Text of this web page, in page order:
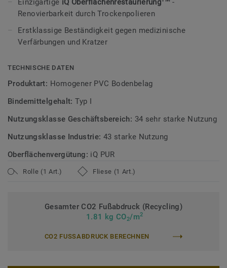
Ideal für hoch frequentierte Bereiche überzeugt iQ Motion
durch außergewöhnliche Strapazierfähigkeit und minimalen
Pflegeaufwand. Dank der einzigartigen iQ
Trockenpolieren aufgefrischt werden – ganz ohne
eine dauerhaft hochwertige Optik und reduzierte
Lebenszykluskosten.
iQ Motion ist auch als Akustikvariante iQ Motion Acoustic
mit integrierter Trittschalldämmung verfügbar.
Diese Kollektion ist Teil unserer
Mehr über unsere homogenen Bodenbeläge erfahren:
Einzigartige iQ Oberflächenrestaurierung
-
Renovierbarkeit durch Trockenpolieren
Erstklassige Beständigkeit gegen medizinische
Verfärbungen und Kratzer
TECHNISCHE DATEN
Produktart: Homogener PVC Bodenbelag
Bindemittelgehalt:Typ I
Nutzungsklasse Geschäftsbereich: 34 sehr starke Nutzung
Nutzungsklasse Industrie: 43 starke Nutzung
Oberflächenvergütung: iQ PUR
Rolle (1 Art.) Fliese (1 Art.)
Gesamter CO2 Fußabdruck (Recycling)
1.81 kg CO2/m2
CO2 FUSSABDRUCK BERECHNEN